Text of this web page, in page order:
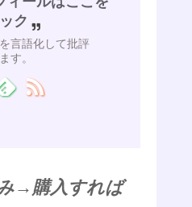
ク
言語化して批評
す。
→購入すれば